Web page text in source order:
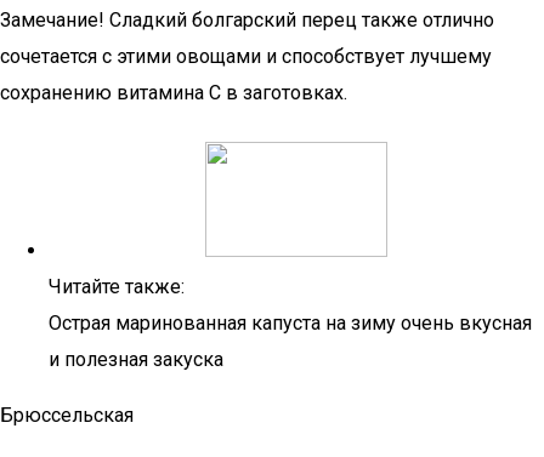
Замечание! Сладкий болгарский перец также отлично
сочетается с этими овощами и способствует лучшему
сохранению витамина С в заготовках.
Читайте также:
Острая маринованная капуста на зиму очень вкусная
и полезная закуска
Брюссельская